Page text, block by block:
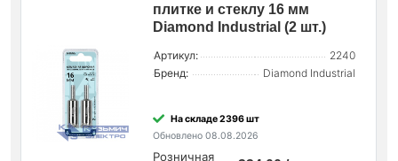
плитке и стеклу 16 мм
Diamond Industrial (2 шт.)
Артикул:
2240
Бренд:
Diamond Industrial
На складе 2396 шт
Обновлено 08.08.2026
Розничная